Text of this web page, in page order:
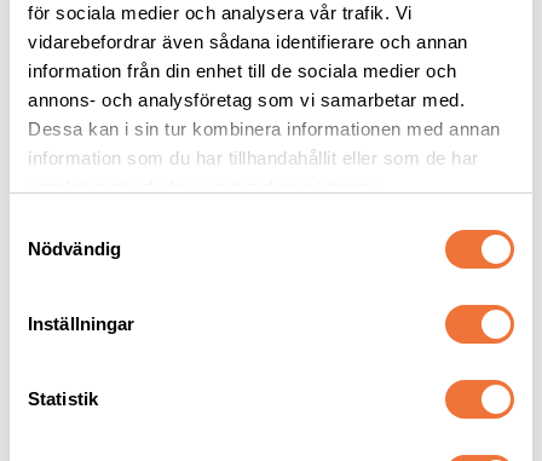
för sociala medier och analysera vår trafik. Vi
vidarebefordrar även sådana identifierare och annan
information från din enhet till de sociala medier och
annons- och analysföretag som vi samarbetar med.
Dessa kan i sin tur kombinera informationen med annan
information som du har tillhandahållit eller som de har
Nödvändig
Inställningar
Statistik
202kr
269kr 179 kr
Andra köpte även